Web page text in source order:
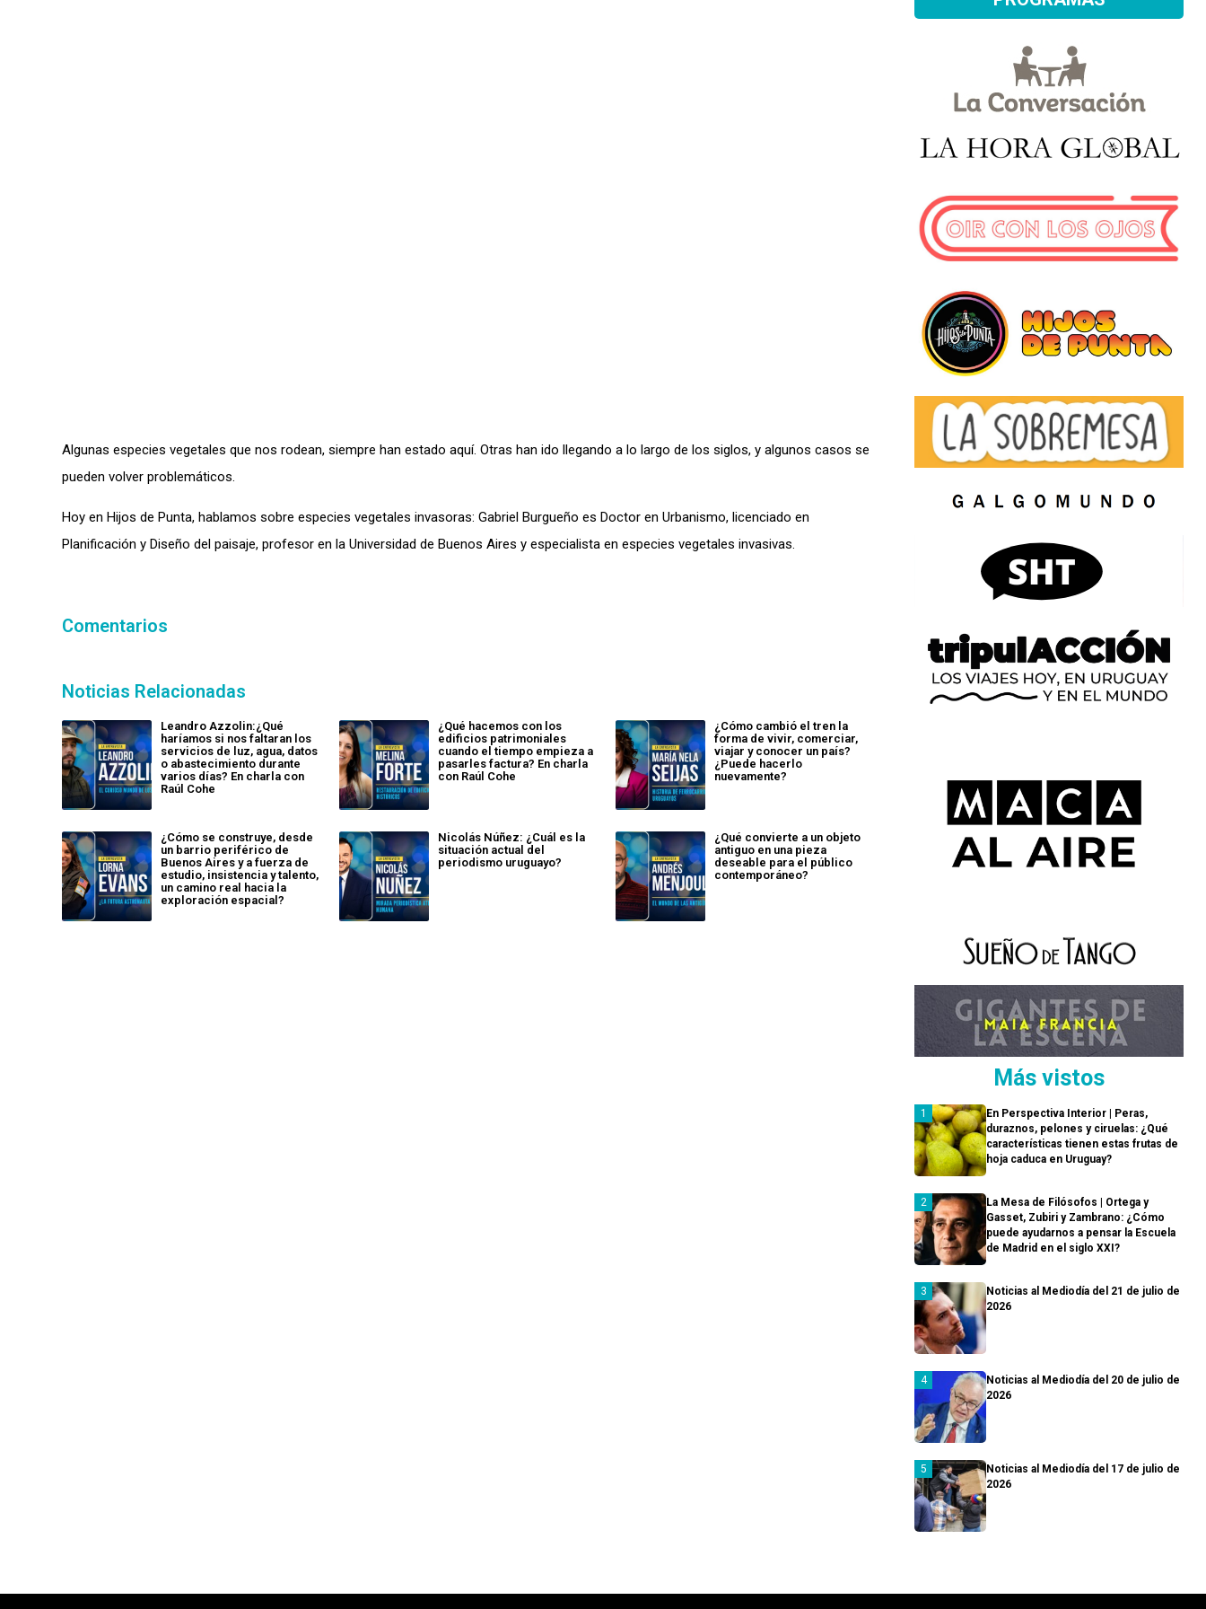
Algunas especies vegetales que nos rodean, siempre han estado aquí. Otras han ido llegando a lo largo de los siglos, y algunos casos se
pueden volver problemáticos.
Hoy en Hijos de Punta, hablamos sobre especies vegetales invasoras: Gabriel Burgueño es Doctor en Urbanismo, licenciado en
Planificación y Diseño del paisaje, profesor en la Universidad de Buenos Aires y especialista en especies vegetales invasivas.
Comentarios
Noticias Relacionadas
Leandro Azzolin:¿Qué
haríamos si nos faltaran los
servicios de luz, agua, datos
o abastecimiento durante
varios días? En charla con
Raúl Cohe
¿Qué hacemos con los
edificios patrimoniales
cuando el tiempo empieza a
pasarles factura? En charla
con Raúl Cohe
¿Cómo cambió el tren la
forma de vivir, comerciar,
viajar y conocer un país?
¿Puede hacerlo
nuevamente?
¿Cómo se construye, desde
un barrio periférico de
Buenos Aires y a fuerza de
estudio, insistencia y talento,
un camino real hacia la
exploración espacial?
Nicolás Núñez: ¿Cuál es la
situación actual del
periodismo uruguayo?
¿Qué convierte a un objeto
antiguo en una pieza
deseable para el público
contemporáneo?
Más vistos
En Perspectiva Interior | Peras,
duraznos, pelones y ciruelas: ¿Qué
características tienen estas frutas de
hoja caduca en Uruguay?
La Mesa de Filósofos | Ortega y
Gasset, Zubiri y Zambrano: ¿Cómo
puede ayudarnos a pensar la Escuela
de Madrid en el siglo XXI?
Noticias al Mediodía del 21 de julio de
2026
Noticias al Mediodía del 20 de julio de
2026
Noticias al Mediodía del 17 de julio de
2026